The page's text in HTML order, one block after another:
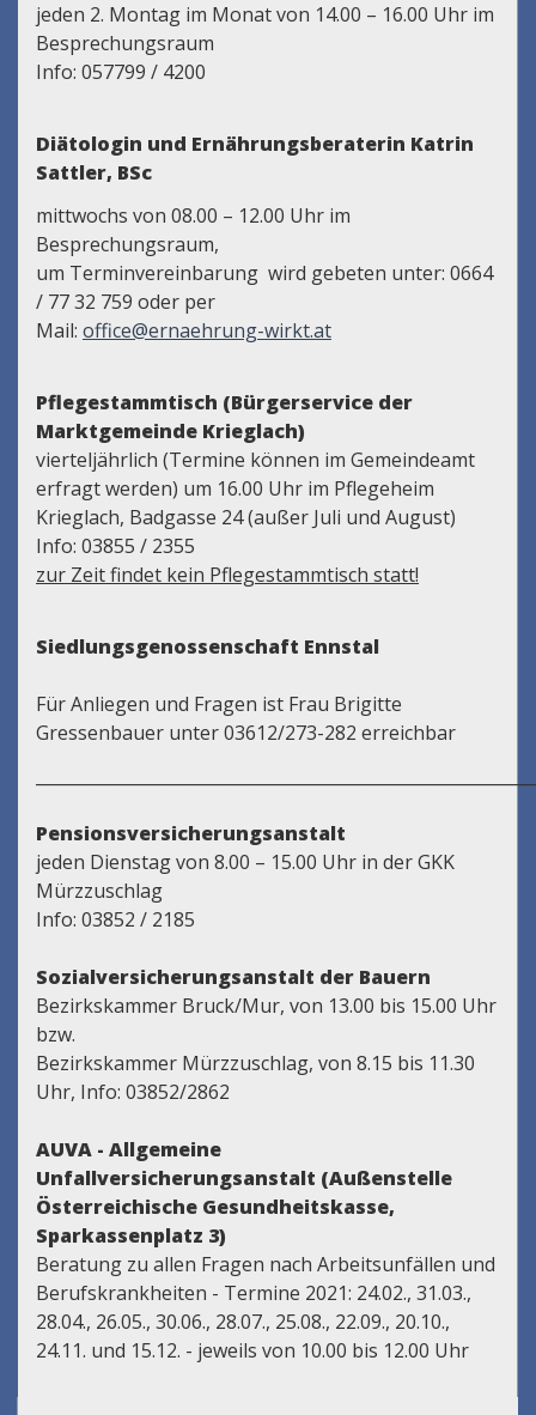
jeden 2. Montag im Monat von 14.00 – 16.00 Uhr im
Besprechungsraum
Info: 057799 / 4200
Diätologin und Ernährungsberaterin Katrin
Sattler, BSc
mittwochs von 08.00 – 12.00 Uhr im
Besprechungsraum,
um Terminvereinbarung wird gebeten unter: 0664
/ 77 32 759 oder per
Mail: office@ernaehrung-wirkt.at
Pflegestammtisch (Bürgerservice der
Marktgemeinde Krieglach)
vierteljährlich (Termine können im Gemeindeamt
erfragt werden) um 16.00 Uhr im Pflegeheim
Krieglach, Badgasse 24 (außer Juli und August)
Info: 03855 / 2355
zur Zeit findet kein Pflegestammtisch statt!
Siedlungsgenossenschaft Ennstal
Für Anliegen und Fragen ist Frau Brigitte
Gressenbauer unter 03612/273-282 erreichbar
Pensionsversicherungsanstalt
jeden Dienstag von 8.00 – 15.00 Uhr in der GKK
Mürzzuschlag
Info: 03852 / 2185
Sozialversicherungsanstalt der Bauern
Bezirkskammer Bruck/Mur, von 13.00 bis 15.00 Uhr
bzw.
Bezirkskammer Mürzzuschlag, von 8.15 bis 11.30
Uhr, Info: 03852/2862
AUVA - Allgemeine
Unfallversicherungsanstalt (Außenstelle
Österreichische Gesundheitskasse,
Sparkassenplatz 3)
Beratung zu allen Fragen nach Arbeitsunfällen und
Berufskrankheiten - Termine 2021: 24.02., 31.03.,
28.04., 26.05., 30.06., 28.07., 25.08., 22.09., 20.10.,
24.11. und 15.12. - jeweils von 10.00 bis 12.00 Uhr